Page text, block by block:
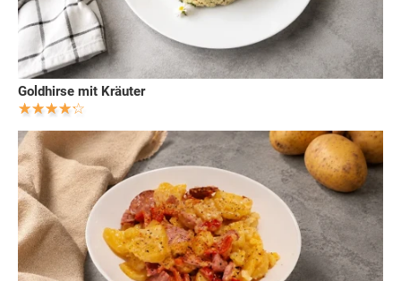
Goldhirse mit Kräuter